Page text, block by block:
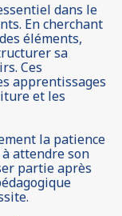
dans le
En cherchant
éléments,
sa
Ces
apprentissages
et les
la patience
attendre son
partie après